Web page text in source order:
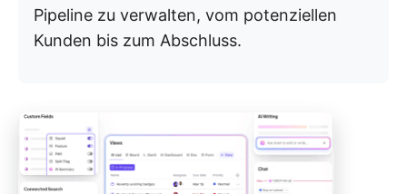
Pipeline zu verwalten, vom potenziellen
Kunden bis zum Abschluss.